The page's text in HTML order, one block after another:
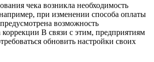
чека возникла необходимость
при изменении способа оплаты
возможность
В связи с этим, предприятиям
обновить настройки своих